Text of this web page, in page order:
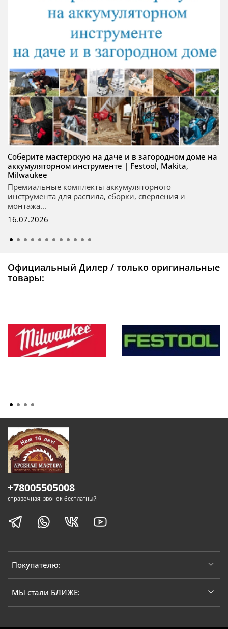
Соберите мастерскую на даче и в загородном доме на
аккумуляторном инструменте | Festool, Makita,
Milwaukee
Премиальные комплекты аккумуляторного
инструмента для распила, сборки, сверления и
монтажа...
16.07.2026
Официальный Дилер / только оригинальные
товары:
Покупателю:
МЫ стали БЛИЖЕ:
+78005505008
справочная: звонок бесплатный